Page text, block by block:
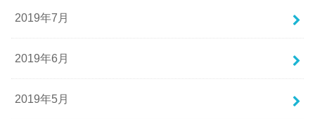
2019年7月
2019年6月
2019年5月